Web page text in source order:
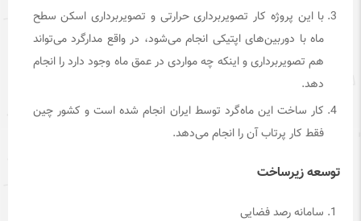
با این پروژه کار تصویربرداری حرارتی و تصویربرداری اسکن سطح
ماه با دوربین‌های اپتیکی انجام می‌شود، در واقع مدارگرد می‌تواند
هم تصویربرداری و اینکه چه مواردی در عمق ماه وجود دارد را انجام
دهد.
کار ساخت این ماه‌گرد توسط ایران انجام شده است و کشور چین
فقط کار پرتاب آن را انجام می‌دهد.
توسعه زیرساخت
سامانه رصد فضایی